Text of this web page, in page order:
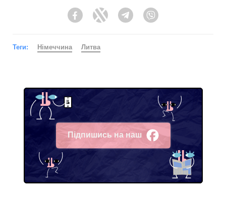
FacebookTwitter Telegram
Теги: Німеччина Литва
Підпишись на наш
Facebook